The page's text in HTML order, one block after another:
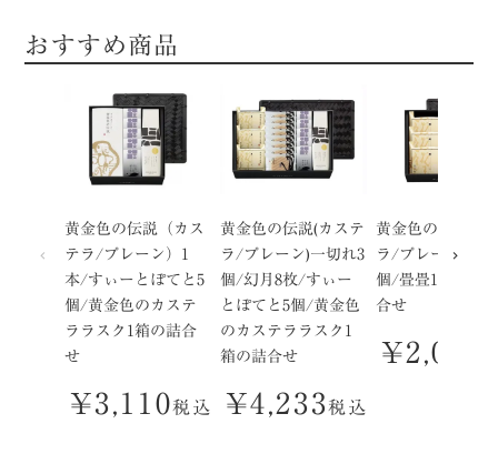
おすすめ商品
黄金色の伝説（カス
テラ/プレーン）1
本/すぃーとぽてと5
個/黄金色のカステ
ララスク1箱の詰合
せ
¥3,110税込
黄金色の伝説(カステ
ラ/プレーン)一切れ3
個/幻月8枚/すぃー
とぽてと5個/黄金色
のカステララスク1
箱の詰合せ
¥4,233税込
黄金色の伝説(カ
ラ/プレーン)一
個/畳畳12枚入の
合せ
¥2,095